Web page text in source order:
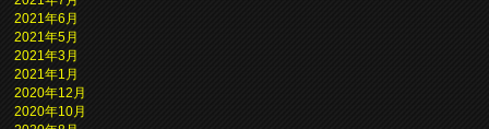
2021年6月
2021年5月
2021年3月
2021年1月
2020年12月
2020年10月